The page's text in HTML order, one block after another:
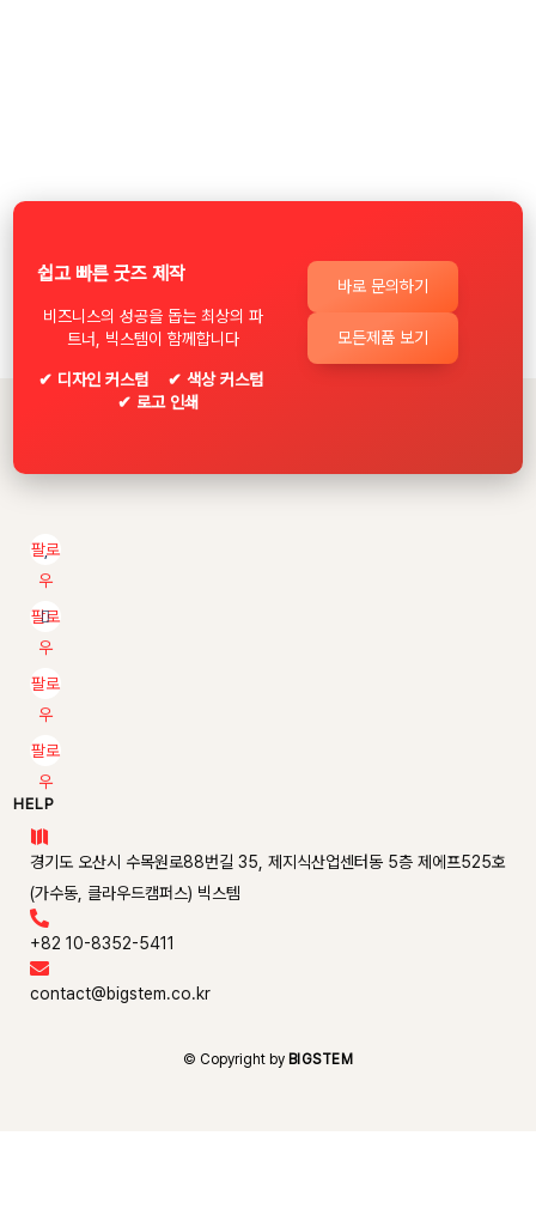
쉽고 빠른 굿즈 제작
비즈니스의 성공을 돕는 최상의 파
트너, 빅스템이 함께합니다
✔ 디자인 커스텀 ✔ 색상 커스텀
✔ 로고 인쇄
바로 문의하기
모든제품 보기
팔로
우
팔로
우
팔로
우
팔로
우
HELP

경기도 오산시 수목원로88번길 35, 제지식산업센터동 5층 제에프525호
(가수동, 클라우드캠퍼스) 빅스템

+82 10-8352-5411

contact@bigstem.co.kr
© Copyright by BIGSTEM